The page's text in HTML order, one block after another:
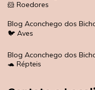
🐹 Roedores
Blog Aconchego dos
🐦 Aves
Blog Aconchego dos
🐢 Répteis